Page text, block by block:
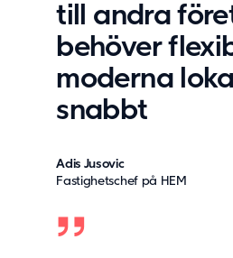
till andra
behöver
moderna
snabbt
Adis Jusovic
Fastighetschef på HEM